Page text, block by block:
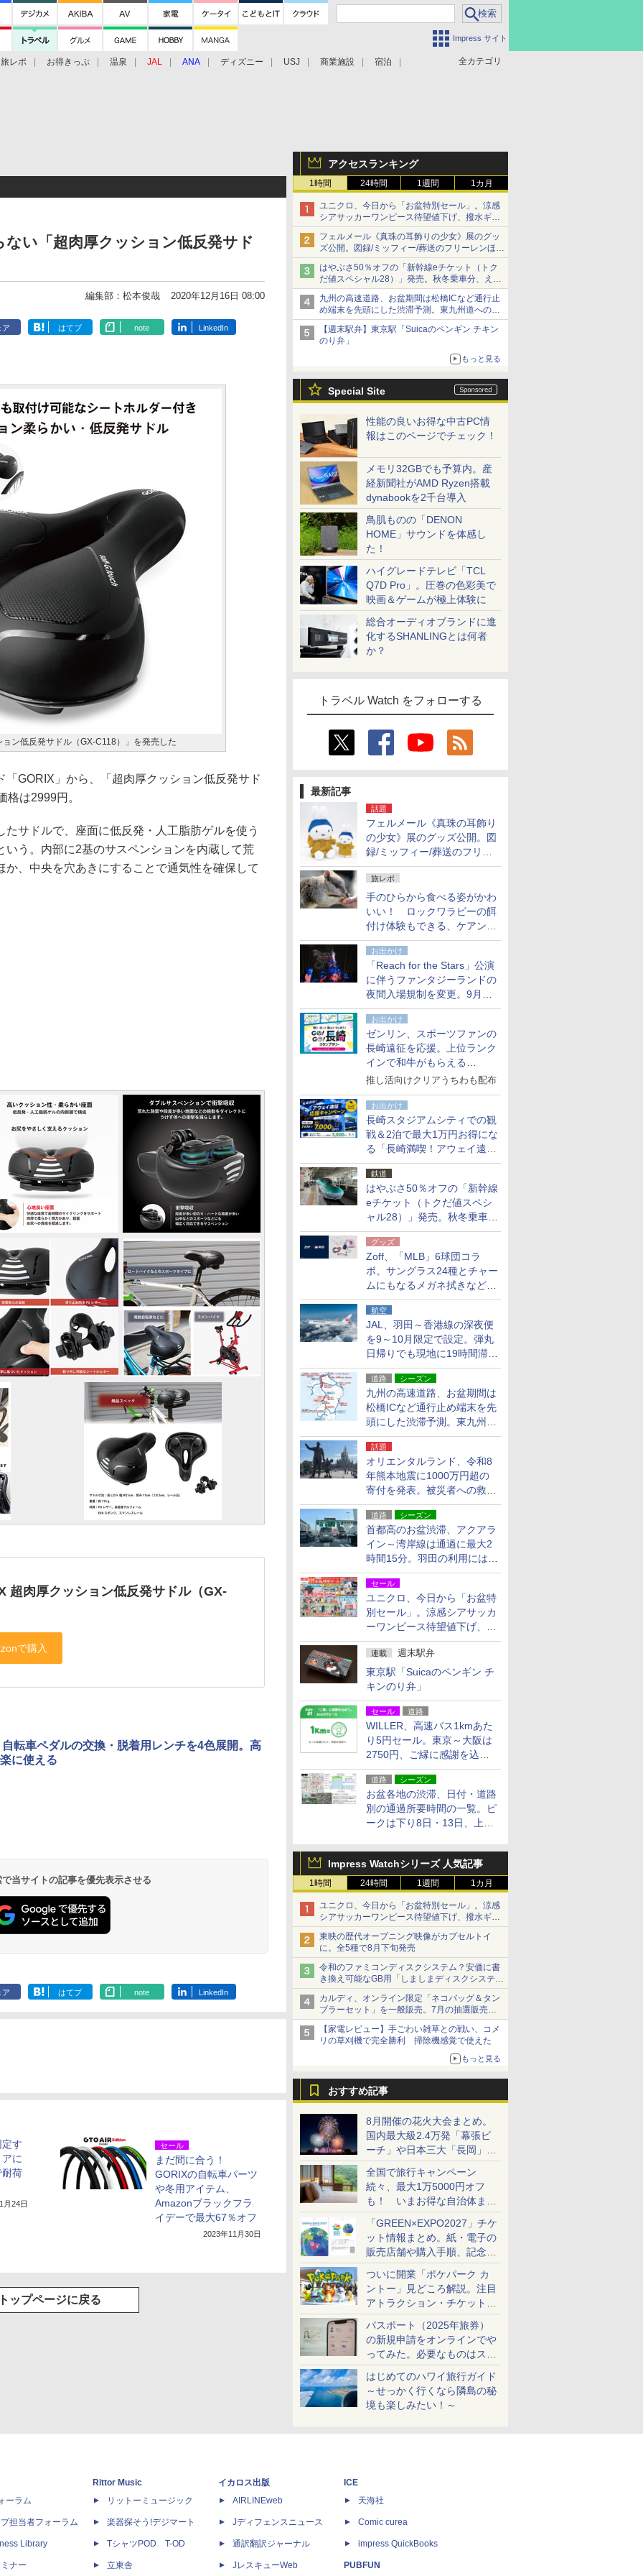
Impress サイト
全カテゴリ
旅レポ お得きっぷ 温泉 JAL ANA ディズニー USJ 商業施設 宿泊
アクセスランキング
1時間 24時間 1週間 1カ月
ユニクロ、今日から「お盆特別セール」。涼感
シアサッカーワンピース待望値下げ、撥水ギア
ショーツは1990円に
フェルメール《真珠の耳飾りの少女》展のグッ
ズ公開。図録/ミッフィー/葬送のフリーレンほ
か、注目ブランドコラボが実現
はやぶさ50％オフの「新幹線eチケット（トク
だ値スペシャル28）」発売。秋冬乗車分、えき
ねっと限定
九州の高速道路、お盆期間は松橋ICなど通行止
め端末を先頭にした渋滞予測。東九州道への迂
回は料金調整を実施
【週末駅弁】東京駅「Suicaのペンギン チキン
のり弁」
もっと見る
Special Site
性能の良いお得な中古PC情
報はこのページでチェック！
メモリ32GBでも予算内。産
経新聞社がAMD Ryzen搭載
dynabookを2千台導入
鳥肌ものの「DENON
HOME」サウンドを体感し
た！
ハイグレードテレビ「TCL
Q7D Pro」。圧巻の色彩美で
映画＆ゲームが極上体験に
総合オーディオブランドに進
化するSHANLINGとは何者
か？
トラベル Watch をフォローする
最新記事
話題
フェルメール《真珠の耳飾り
の少女》展のグッズ公開。図
録/ミッフィー/葬送のフリー
レンほか、注目ブランドコラ
ボが実現
旅レポ
手のひらから食べる姿がかわ
いい！ ロックワラビーの餌
付け体験もできる、ケアンズ
でアサートン高原の日本語ガ
イド付きツアーに参加してみ
た
お出かけ
「Reach for the Stars」公演
に伴うファンタジーランドの
夜間入場規制を変更。9月か
ら18時50分～20時ごろに
お出かけ
ゼンリン、スポーツファンの
長崎遠征を応援。上位ランク
インで和牛がもらえる
「GO！GO！長崎スタンプラ
推し活向けクリアうちわも配布
お出かけ
長崎スタジアムシティでの観
戦＆2泊で最大1万円お得にな
る「長崎満喫！アウェイ遠征
応援キャンペーン」
鉄道
はやぶさ50％オフの「新幹線
eチケット（トクだ値スペシ
ャル28）」発売。秋冬乗車
分、えきねっと限定
グッズ
Zoff、「MLB」6球団コラ
ボ。サングラス24種とチャー
ムにもなるメガネ拭きなど雑
貨24種
航空
JAL、羽田～香港線の深夜便
を9～10月限定で設定。弾丸
日帰りでも現地に19時間滞在
できる
道路 シーズン
九州の高速道路、お盆期間は
松橋ICなど通行止め端末を先
頭にした渋滞予測。東九州道
への迂回は料金調整を実施
話題
オリエンタルランド、令和8
年熊本地震に1000万円超の
寄付を発表。被災者への救援
活動・復旧支援
道路 シーズン
首都高のお盆渋滞、アクアラ
イン～湾岸線は通過に最大2
時間15分。羽田の利用には
「空港西出口」の利用検討を
セール
ユニクロ、今日から「お盆特
別セール」。涼感シアサッカ
ーワンピース待望値下げ、撥
水ギアショーツは1990円に
連載 週末駅弁
東京駅「Suicaのペンギン チ
キンのり弁」
セール 道路
WILLER、高速バス1kmあた
り5円セール。東京～大阪は
2750円、ご縁に感謝を込め
た20周年記念キャンペーン
道路 シーズン
お盆各地の渋滞、日付・道路
別の通過所要時間の一覧。ピ
ークは下り8日・13日、上り
Impress Watchシリーズ 人気記事
1時間 24時間 1週間 1カ月
ユニクロ、今日から「お盆特別セール」。涼感
シアサッカーワンピース待望値下げ、撥水ギア
ショーツは1990円に
東映の歴代オープニング映像がカプセルトイ
に。全5種で8月下旬発売
令和のファミコンディスクシステム？安価に書
き換え可能なGB用「しましまディスクシステ
ム」
カルディ、オンライン限定「ネコバッグ＆タン
ブラーセット」を一般販売。7月の抽選販売の
当選無効分
【家電レビュー】手ごわい雑草との戦い、コメ
リの草刈機で完全勝利 掃除機感覚で使えた
もっと見る
おすすめ記事
8月開催の花火大会まとめ。
国内最大級2.4万発「幕張ビ
ーチ」や日本三大「長岡」な
ど大型イベント目白押し！
全国で旅行キャンペーン
続々、最大1万5000円オフ
も！ いまお得な自治体まと
め
「GREEN×EXPO2027」チケ
ット情報まとめ。紙・電子の
販売店舗や購入手順、記念チ
ケットも解説
ついに開業「ポケパーク カ
ントー」見どころ解説。注目
アトラクション・チケット手
配・来場前に必要な準備は？
パスポート（2025年旅券）
の新規申請をオンラインでや
ってみた。必要なものはスマ
ホとマイナカードのみ
はじめてのハワイ旅行ガイド
～せっかく行くなら隣島の秘
境も楽しみたい！～
い「超肉厚クッション低反発サド
編集部：松本俊哉 2020年12月16日 08:00
ア はてブ note LinkedIn
ン低反発サドル（GX-C118）」を発売した
GORIX」から、「超肉厚クッション低反発サド
格は2999円。
サドルで、座面に低反発・人工脂肪ゲルを使う
いう。内部に2基のサスペンションを内蔵して荒
、中央を穴あきにすることで通気性を確保して
超肉厚クッション低反発サドル（GX-
転車ペダルの交換・脱着用レンチを4色展開。高
に使える
当サイトの記事を優先表示させる
ア はてブ note LinkedIn
す
に
耐荷
月24日
セール
まだ間に合う！
GORIXの自転車パーツ
や冬用アイテム、
Amazonブラックフラ
イデーで最大67％オフ
2023年11月30日
ップページに戻る
ーラム
担当者フォーラム
Library
ナー
Rittor Music
リットーミュージック
楽器探そう!デジマート
TシャツPOD T-OD
立東舎
イカロス出版
AIRLINEweb
Jディフェンスニュース
通訳翻訳ジャーナル
JレスキューWeb
ICE
天海社
Comic curea
impress QuickBooks
PUBFUN